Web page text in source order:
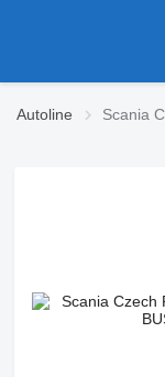
Autoline Scania